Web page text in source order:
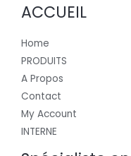
ACCUEIL
Home
PRODUITS
A Propos
Contact
My Account
INTERNE